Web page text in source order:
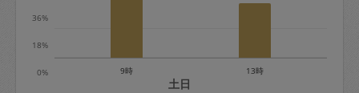
※キャンセル料金の設定について：
0%
18%
36%
9時 13時
土日